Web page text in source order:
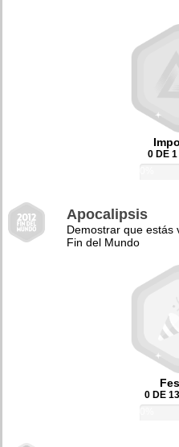
0 DE
Apocalipsis
Demostrar que estás
Fin del Mundo
0 DE